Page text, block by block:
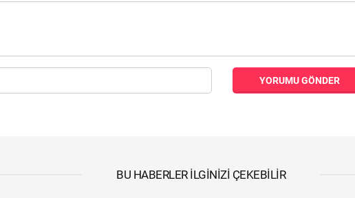
YORUMU GÖNDER
BU HABERLER İLGINIZI ÇEKEBILIR